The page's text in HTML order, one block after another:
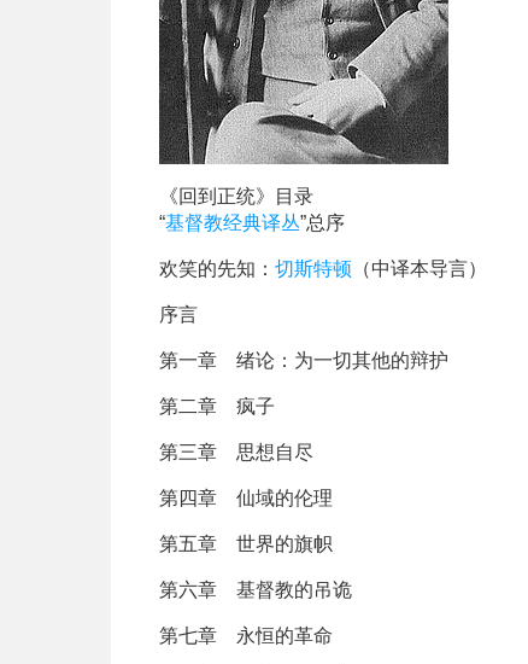
《回到正统》目录
“基督教经典译丛”总序
欢笑的先知： 切斯特顿 （中译本导言）
序言
第一章 绪论：为一切其他的辩护
第二章 疯子
第三章 思想自尽
第四章 仙域的伦理
第五章 世界的旗帜
第六章 基督教的吊诡
第七章 永恒的革命